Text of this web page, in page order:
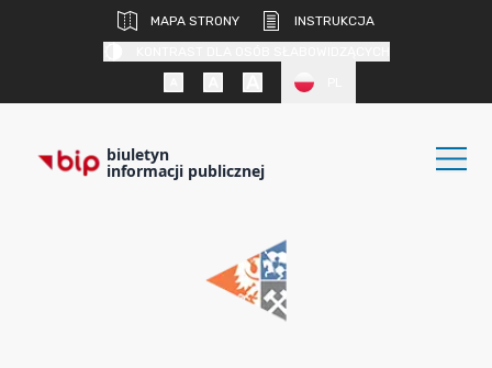
MAPA STRONY
INSTRUKCJA
biuletyn
informacji publicznej